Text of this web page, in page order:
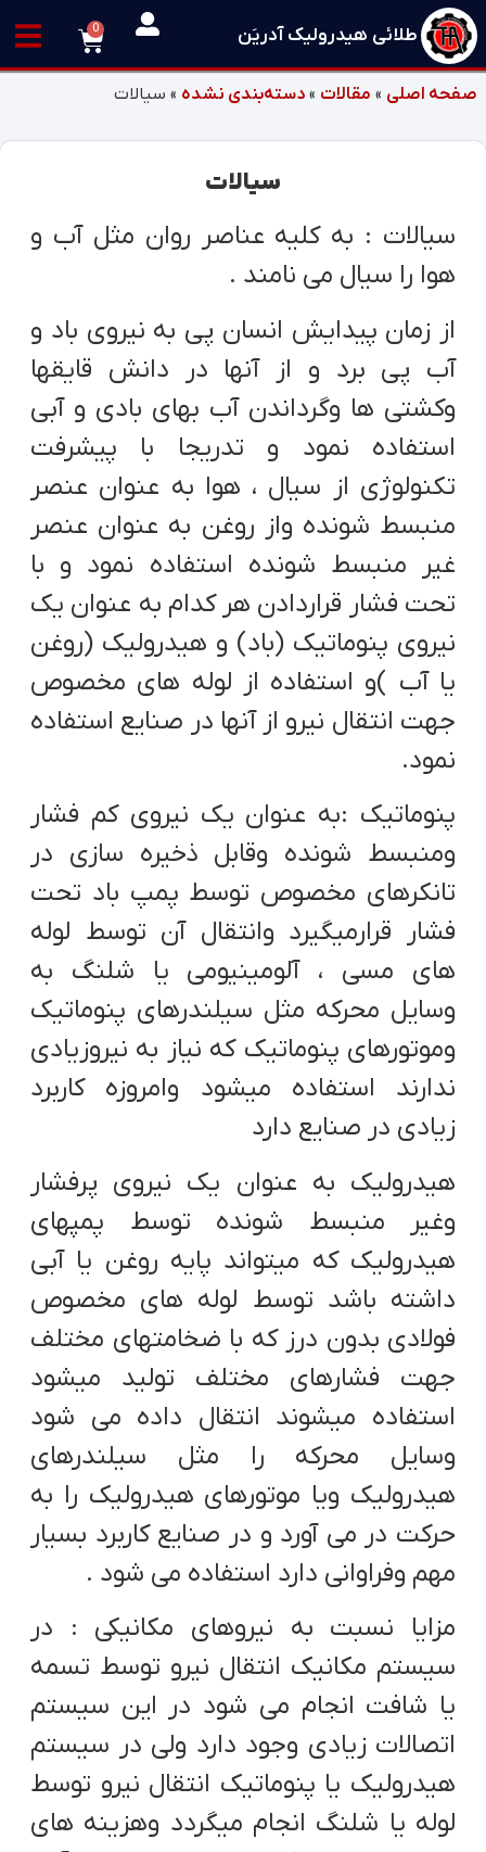
طلائی هیدرولیک آدریَن 0
صفحه اصلی » مقالات » دسته‌بندی نشده » سیالات
سیالات
سیالات : به کلیه عناصر روان مثل آب و
هوا را سیال می نامند .
از زمان پیدایش انسان پی به نیروی باد و
آب پی برد و از آنها در دانش قایقها
وکشتی ها وگرداندن آب بهای بادی و آبی
استفاده نمود و تدریجا با پیشرفت
تکنولوژی از سیال ، هوا به عنوان عنصر
منبسط شونده واز روغن به عنوان عنصر
غیر منبسط شونده استفاده نمود و با
تحت فشار قراردادن هر کدام به عنوان یک
نیروی پنوماتیک (باد) و هیدرولیک (روغن
یا آب )و استفاده از لوله های مخصوص
جهت انتقال نیرو از آنها در صنایع استفاده
نمود.
پنوماتیک :به عنوان یک نیروی کم فشار
ومنبسط شونده وقابل ذخیره سازی در
تانکرهای مخصوص توسط پمپ باد تحت
فشار قرارمیگیرد وانتقال آن توسط لوله
های مسی ، آلومینیومی یا شلنگ به
وسایل محرکه مثل سیلندرهای پنوماتیک
وموتورهای پنوماتیک که نیاز به نیروزیادی
ندارند استفاده میشود وامروزه کاربرد
زیادی در صنایع دارد
هیدرولیک به عنوان یک نیروی پرفشار
وغیر منبسط شونده توسط پمپهای
هیدرولیک که میتواند پایه روغن یا آبی
داشته باشد توسط لوله های مخصوص
فولادی بدون درز که با ضخامتهای مختلف
جهت فشارهای مختلف تولید میشود
استفاده میشوند انتقال داده می شود
وسایل محرکه را مثل سیلندرهای
هیدرولیک ویا موتورهای هیدرولیک را به
حرکت در می آورد و در صنایع کاربرد بسیار
مهم وفراوانی دارد استفاده می شود .
مزایا نسبت به نیروهای مکانیکی : در
سیستم مکانیک انتقال نیرو توسط تسمه
یا شافت انجام می شود در این سیستم
اتصالات زیادی وجود دارد ولی در سیستم
هیدرولیک یا پنوماتیک انتقال نیرو توسط
لوله یا شلنگ انجام میگردد وهزینه های